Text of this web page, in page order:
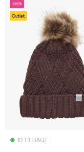
-54%
Outlet
10 TILBAGE